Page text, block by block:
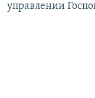
управлении